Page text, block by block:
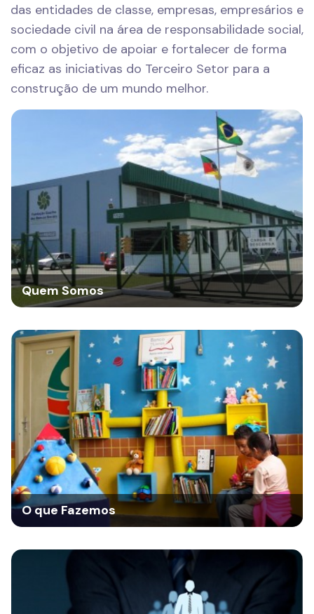
das entidades de classe, empresas, empresários e
sociedade civil na área de responsabilidade social,
com o objetivo de apoiar e fortalecer de forma
eficaz as iniciativas do Terceiro Setor para a
construção de um mundo melhor.
Quem Somos
O que Fazemos